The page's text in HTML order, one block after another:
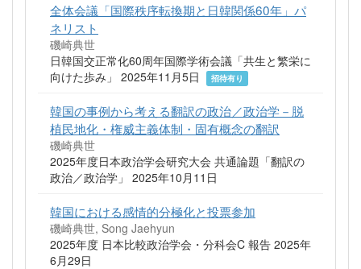
全体会議「国際秩序転換期と日韓関係60年」パ
ネリスト
磯崎典世
日韓国交正常化60周年国際学術会議「共生と繁栄に
向けた歩み」 2025年11月5日
招待有り
韓国の事例から考える翻訳の政治／政治学－脱
植民地化・権威主義体制・固有概念の翻訳
磯崎典世
2025年度日本政治学会研究大会 共通論題「翻訳の
政治／政治学」 2025年10月11日
韓国における感情的分極化と投票参加
磯崎典世, Song Jaehyun
2025年度 日本比較政治学会・分科会C 報告 2025年
6月29日